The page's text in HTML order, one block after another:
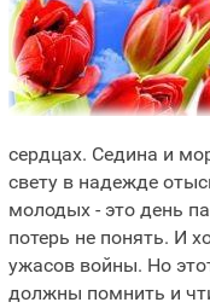
сердцах. Седина и
свету в надежде
молодых - это день
потерь не понять. И
ужасов войны. Но
должны помнить и